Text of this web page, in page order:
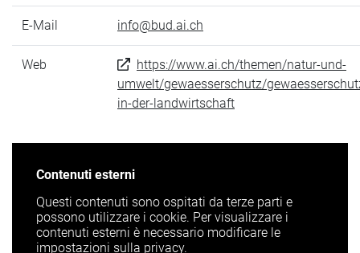
E-Mail info@bud.ai.ch
Web
https://www.ai.ch/themen/natur-und-
umwelt/gewaesserschutz/
in-der-landwirtschaft
Contenuti esterni
Questi contenuti sono ospitati da terze parti e
possono utilizzare i cookie. Per visualizzare i
contenuti esterni è necessario modificare le
impostazioni sulla privacy.